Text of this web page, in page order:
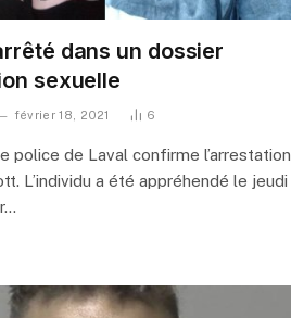
dans un dossier
sexuelle
février 18, 2021 6
police de Laval confirme l’arrestation
L’individu a été appréhendé le jeudi